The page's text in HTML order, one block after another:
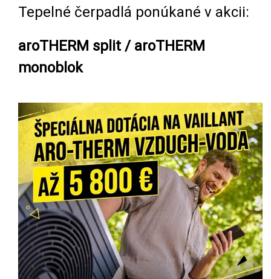
Tepelné čerpadlá ponúkané v akcii:
aroTHERM split / aroTHERM
monoblok